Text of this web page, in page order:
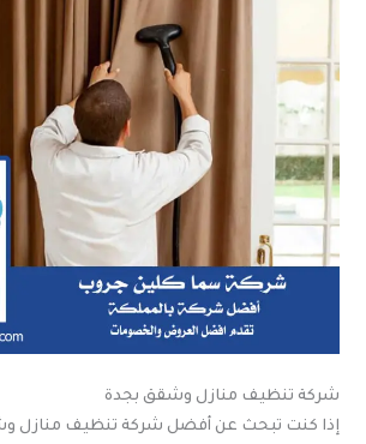
شركة تنظيف منازل وشقق بجدة
إذا كنت تبحث عن أفضل شركة تنظيف منازل